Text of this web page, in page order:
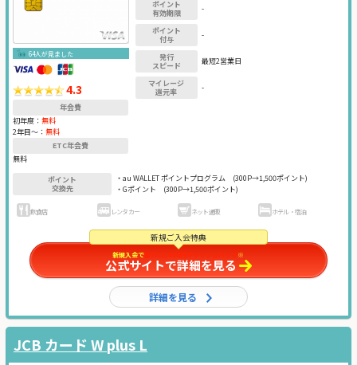
64人が見ました
4.3
年会費
初年度： 無料
2年目〜： 無料
ETC年会費
無料
ポイント
有効期限
-
ポイント
付与
-
発行
スピード
最短2営業日
マイレージ
還元率
-
ポイント
交換先
・au WALLET ポイントプログラム (300P→1,500ポイント)
・Gポイント (300P→1,500ポイント)
飲食店 レンタカー ネット通販 ホテル・宿泊
新規入会で ※
新規ご入会特典
公式サイトで詳細を見る
詳細を見る
JCB カード W plus L